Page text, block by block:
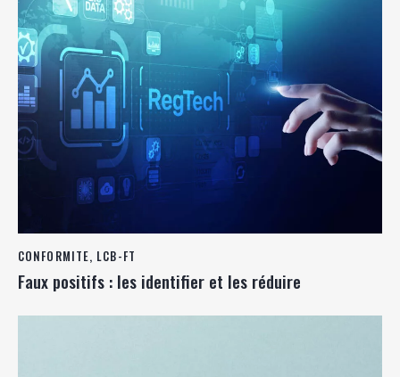
CONFORMITE, LCB-FT
Faux positifs : les identifier et les réduire